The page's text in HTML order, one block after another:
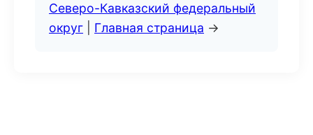
Северо-Кавказский федеральный
округ
Главная страница →